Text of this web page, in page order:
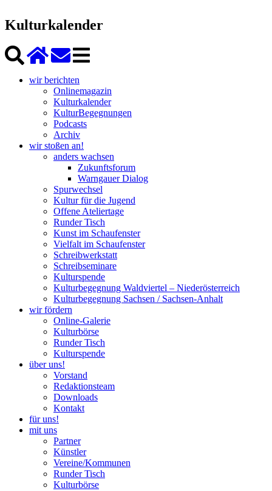
Kulturkalender
wir berichten
Onlinemagazin
Kulturkalender
KulturBegegnungen
Podcasts
Archiv
wir stoßen an!
anders wachsen
Zukunftsforum
Warngauer Dialog
Spurwechsel
Kultur für die Jugend
Offene Ateliertage
Runder Tisch
Kunst im Schaufenster
Vielfalt im Schaufenster
Schreibwerkstatt
Schreibseminare
Kulturspende
Kulturbegegnung Waldviertel – Niederösterreich
Kulturbegegnung Sachsen / Sachsen-Anhalt
wir fördern
Online-Galerie
Kulturbörse
Runder Tisch
Kulturspende
über uns!
Vorstand
Redaktionsteam
Downloads
Kontakt
für uns!
mit uns
Partner
Künstler
Vereine/Kommunen
Runder Tisch
Kulturbörse